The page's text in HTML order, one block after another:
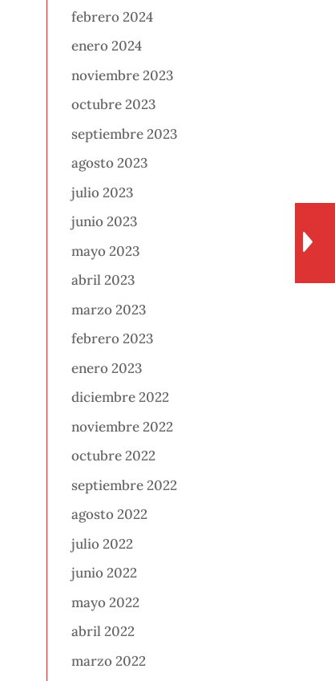
febrero 2024
enero 2024
noviembre 2023
octubre 2023
septiembre 2023
agosto 2023
julio 2023
junio 2023
mayo 2023
abril 2023
marzo 2023
febrero 2023
enero 2023
diciembre 2022
noviembre 2022
octubre 2022
septiembre 2022
agosto 2022
julio 2022
junio 2022
mayo 2022
abril 2022
marzo 2022